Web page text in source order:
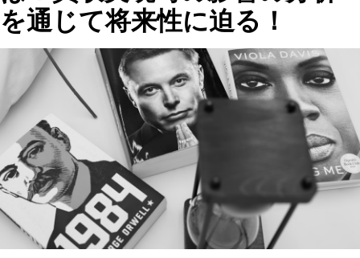
を通じて将来性に迫る！